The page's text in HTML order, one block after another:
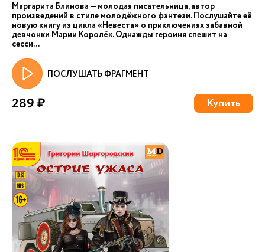
Маргарита Блинова — молодая писательница, автор
произведений в стиле молодёжного фэнтези. Послушайте её
новую книгу из цикла «Невеста» о приключениях забавной
девчонки Марии Королёк. Однажды героиня спешит на
сесси...
ПОСЛУШАТЬ ФРАГМЕНТ
289 ₽ Купить